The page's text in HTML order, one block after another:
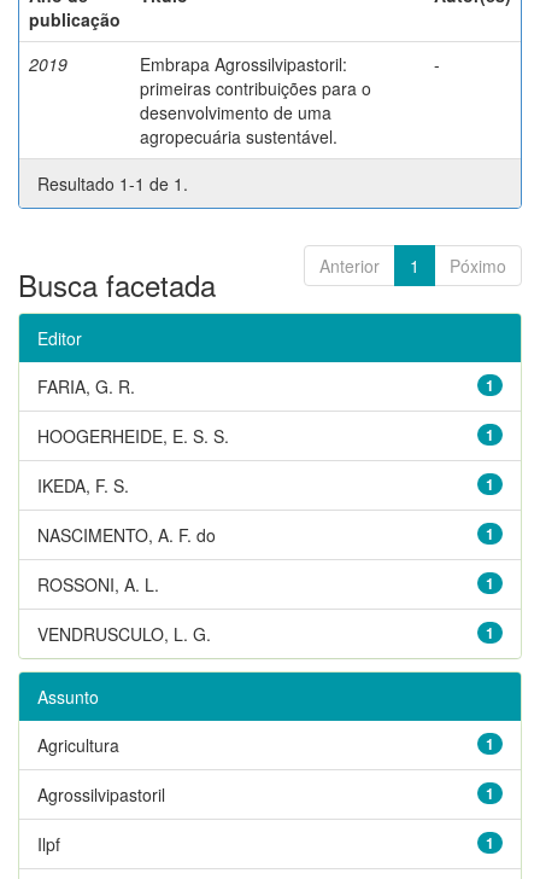
publicação
2019
Embrapa Agrossilvipastoril:
primeiras contribuições para o
desenvolvimento de uma
agropecuária sustentável.
-
Resultado 1-1 de 1.
Anterior 1 Póximo
Busca facetada
Editor
1
FARIA, G. R.
1
HOOGERHEIDE, E. S. S.
1
IKEDA, F. S.
1
NASCIMENTO, A. F. do
1
ROSSONI, A. L.
1
VENDRUSCULO, L. G.
Assunto
1
Agricultura
1
Agrossilvipastoril
1
Ilpf